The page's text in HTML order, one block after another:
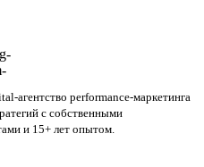
performance‑маркетинга
с собственными
и 15+ лет опытом.